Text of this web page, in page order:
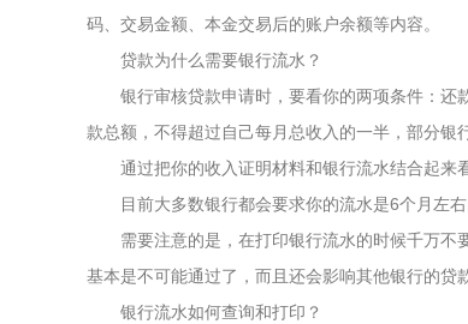
码、交易金额、本金交易后的账户余额等内容。
贷款为什么需要银行流水？
银行审核贷款申请时，要看你的两项条件：还款
款总额，不得超过自己每月总收入的一半，部分银
通过把你的收入证明材料和银行流水结合起来看
目前大多数银行都会要求你的流水是6个月左右
需要注意的是，在打印银行流水的时候千万不要
基本是不可能通过了，而且还会影响其他银行的贷
银行流水如何查询和打印？